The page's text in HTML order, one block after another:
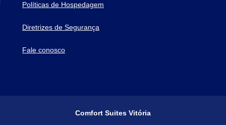
Políticas de Hospedagem
Diretrizes de Segurança
Fale conosco
Comfort Suites Vitória